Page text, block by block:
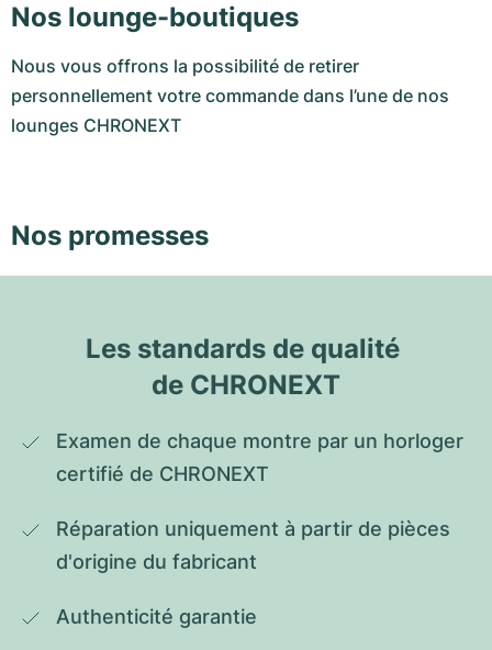
Nos lounge-boutiques
Nous vous offrons la possibilité de retirer
personnellement votre commande dans l’une de nos
lounges CHRONEXT
Nos promesses
Les standards de qualité
de CHRONEXT
Examen de chaque montre par un horloger
certifié de CHRONEXT
Réparation uniquement à partir de pièces
d'origine du fabricant
Authenticité garantie